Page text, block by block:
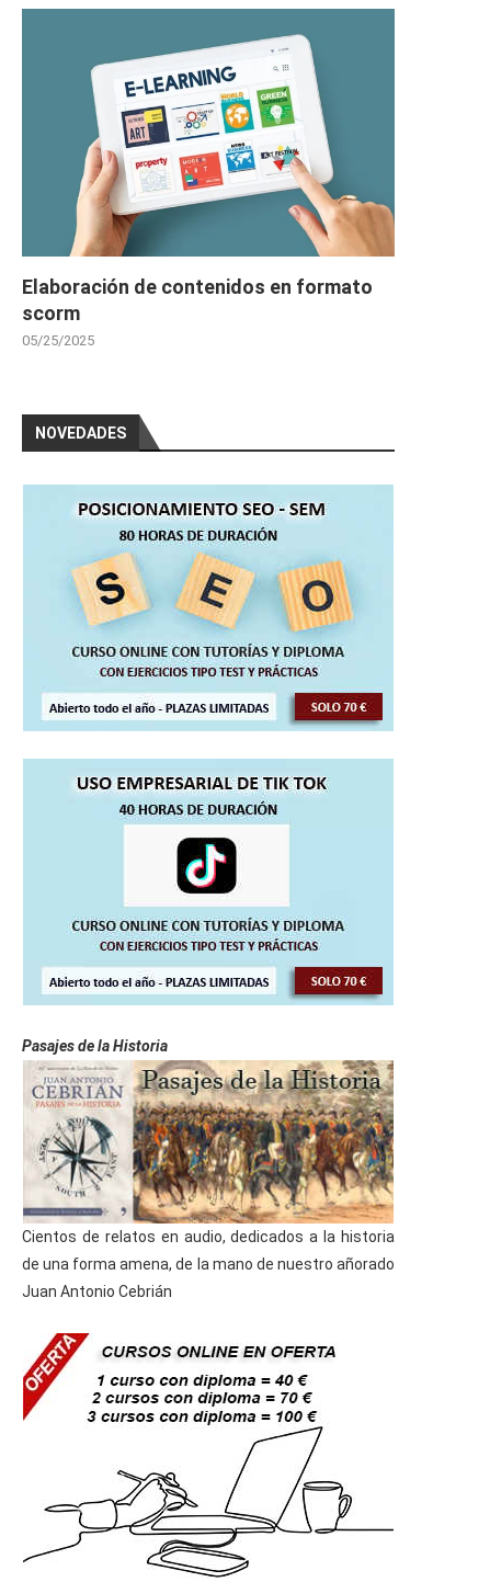
Elaboración de contenidos en formato
scorm
05/25/2025
NOVEDADES
Pasajes de la Historia
Cientos de relatos en audio, dedicados a la historia
de una forma amena, de la mano de nuestro añorado
Juan Antonio Cebrián